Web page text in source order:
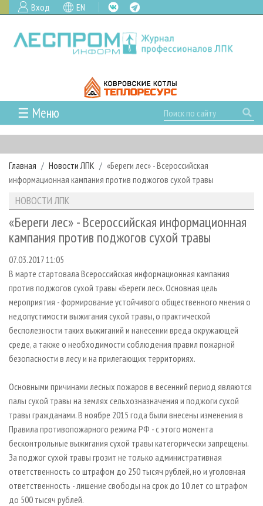
Вход EN
☰ Меню
ГЛАВНАЯ
РУБРИКИ И ТЕМЫ
РУБРИКИ ЖУРНАЛА
ЛЕСОЗАГОТОВКА
ЛЕСОПИЛЕНИЕ
СУШКА ДРЕВЕСИНЫ
ПРОИЗВОДСТВО ДРЕВЕСНЫХ ПЛИТ
ДЕРЕВЯННОЕ ДОМОСТРОЕНИЕ
ПРОИЗВОДСТВО МЕБЕЛИ
БИОЭНЕРГЕТИКА
ИНСТРУМЕНТ И МАТЕРИАЛЫ
НОВОСТИ
НОВОСТИ ЛПК
НОВОСТИ ЖУРНАЛА
ПРОЕКТЫ ЛПИ
АНАЛИТИКА
ПРЕДПРИЯТИЯ ЛПК
ПЕРСОНЫ
МОБИЛЬНЫЕ ВЫСТАВКИ
ОФИЦИАЛЬНЫЕ ДЕЛЕГАЦИИ
ПРИОРИТЕТНЫЕ ИНВЕСТПРОЕКТЫ
RUSSIAN FORESTRY REVIEW
БИБЛИОТЕКА СПЕЦИАЛИСТА
АРХИВ
АРХИВ ЖУРНАЛОВ
О ЖУРНАЛЕ
ПОДПИСКА
КОНТАКТЫ
РЕКЛАМОДАТЕЛЯМ
РЕКЛАМА
РЕКЛАМА НА САЙТЕ
Главная Новости ЛПК
«Береги лес» - Всероссийская
информационная кампания против поджогов сухой травы
НОВОСТИ ЛПК
«Береги лес» - Всероссийская информационная
кампания против поджогов сухой травы
07.03.2017 11:05
В марте стартовала Всероссийская информационная кампания
против поджогов сухой травы «Береги лес». Основная цель
мероприятия - формирование устойчивого общественного мнения о
недопустимости выжигания сухой травы, о практической
бесполезности таких выжиганий и нанесении вреда окружающей
среде, а также о необходимости соблюдения правил пожарной
безопасности в лесу и на прилегающих территориях.
Основными причинами лесных пожаров в весенний период являются
палы сухой травы на землях сельхозназначения и поджоги сухой
травы гражданами. В ноябре 2015 года были внесены изменения в
Правила противопожарного режима РФ - с этого момента
бесконтрольные выжигания сухой травы категорически запрещены.
За поджог сухой травы грозит не только административная
ответственность со штрафом до 250 тысяч рублей, но и уголовная
ответственность - лишение свободы на срок до 10 лет со штрафом
до 500 тысяч рублей.